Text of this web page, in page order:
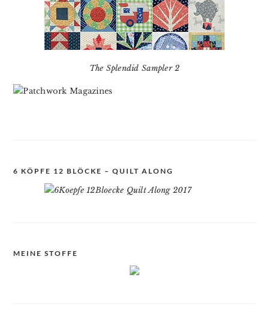
The Splendid Sampler 2
6 KÖPFE 12 BLÖCKE – QUILT ALONG
MEINE STOFFE